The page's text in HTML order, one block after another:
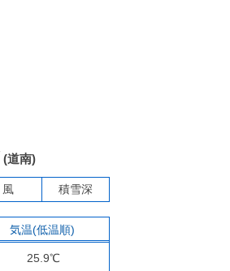
(道南)
風 積雪深
気温(低温順)
25.9℃